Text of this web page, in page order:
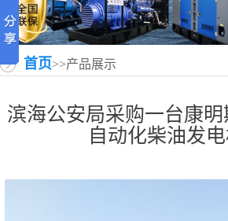
首页>>产品展示
滨海公安局采购一台康
自动化柴油发电